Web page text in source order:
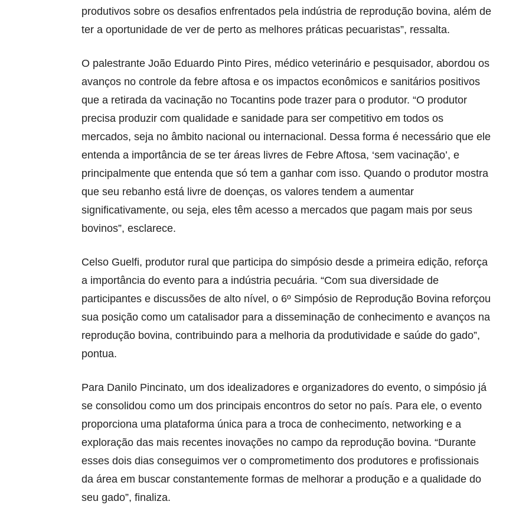
produtivos sobre os desafios enfrentados pela indústria de reprodução bovina, além de
ter a oportunidade de ver de perto as melhores práticas pecuaristas”, ressalta.
O palestrante João Eduardo Pinto Pires, médico veterinário e pesquisador, abordou os
avanços no controle da febre aftosa e os impactos econômicos e sanitários positivos
que a retirada da vacinação no Tocantins pode trazer para o produtor. “O produtor
precisa produzir com qualidade e sanidade para ser competitivo em todos os
mercados, seja no âmbito nacional ou internacional. Dessa forma é necessário que ele
entenda a importância de se ter áreas livres de Febre Aftosa, ‘sem vacinação’, e
principalmente que entenda que só tem a ganhar com isso. Quando o produtor mostra
que seu rebanho está livre de doenças, os valores tendem a aumentar
significativamente, ou seja, eles têm acesso a mercados que pagam mais por seus
bovinos”, esclarece.
Celso Guelfi, produtor rural que participa do simpósio desde a primeira edição, reforça
a importância do evento para a indústria pecuária. “Com sua diversidade de
participantes e discussões de alto nível, o 6º Simpósio de Reprodução Bovina reforçou
sua posição como um catalisador para a disseminação de conhecimento e avanços na
reprodução bovina, contribuindo para a melhoria da produtividade e saúde do gado”,
pontua.
Para Danilo Pincinato, um dos idealizadores e organizadores do evento, o simpósio já
se consolidou como um dos principais encontros do setor no país. Para ele, o evento
proporciona uma plataforma única para a troca de conhecimento, networking e a
exploração das mais recentes inovações no campo da reprodução bovina. “Durante
esses dois dias conseguimos ver o comprometimento dos produtores e profissionais
da área em buscar constantemente formas de melhorar a produção e a qualidade do
seu gado”, finaliza.